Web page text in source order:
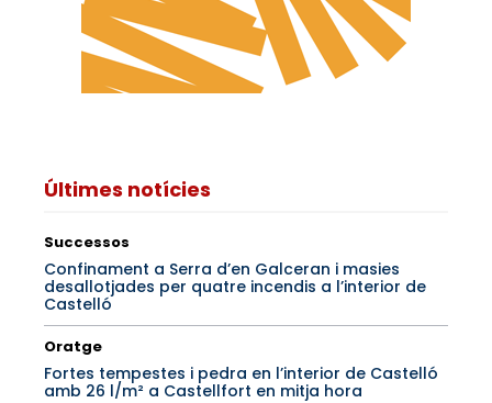
Últimes notícies
Successos
Confinament a Serra d’en Galceran i masies
desallotjades per quatre incendis a l’interior de
Castelló
Oratge
Fortes tempestes i pedra en l’interior de Castelló
amb 26 l/m² a Castellfort en mitja hora